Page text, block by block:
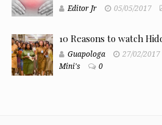
Editor Jr 05/05/2017
10 Reasons to watch
Guapologa 27/02/2017
Mini's
0